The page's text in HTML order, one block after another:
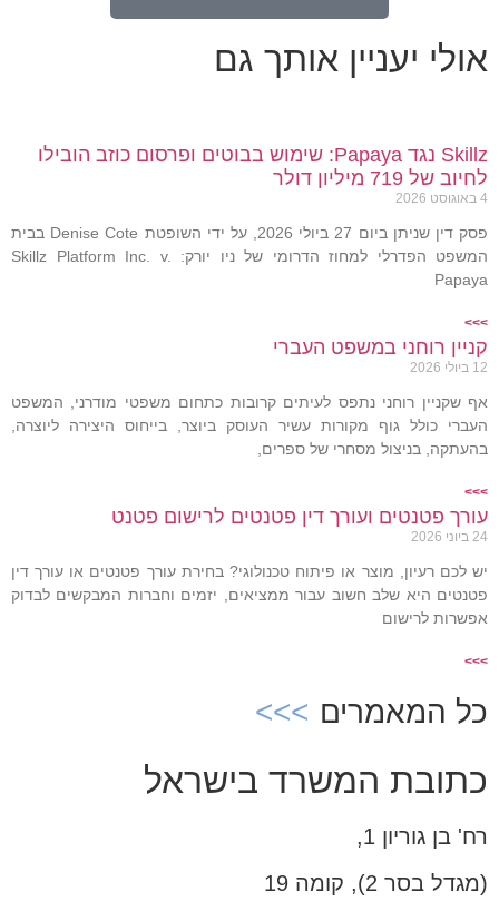
אולי יעניין אותך גם
Skillz נגד Papaya: שימוש בבוטים ופרסום כוזב הובילו
לחיוב של 719 מיליון דולר
4 באוגוסט 2026
פסק דין שניתן ביום 27 ביולי 2026, על ידי השופטת Denise Cote בבית
המשפט הפדרלי למחוז הדרומי של ניו יורק: Skillz Platform Inc. v.
Papaya
>>>
קניין רוחני במשפט העברי
12 ביולי 2026
אף שקניין רוחני נתפס לעיתים קרובות כתחום משפטי מודרני, המשפט
העברי כולל גוף מקורות עשיר העוסק ביוצר, בייחוס היצירה ליוצרה,
בהעתקה, בניצול מסחרי של ספרים,
>>>
עורך פטנטים ועורך דין פטנטים לרישום פטנט
24 ביוני 2026
יש לכם רעיון, מוצר או פיתוח טכנולוגי? בחירת עורך פטנטים או עורך דין
פטנטים היא שלב חשוב עבור ממציאים, יזמים וחברות המבקשים לבדוק
אפשרות לרישום
>>>
כל המאמרים
כתובת המשרד בישראל
רח' בן גוריון 1,
(מגדל בסר 2), קומה 19